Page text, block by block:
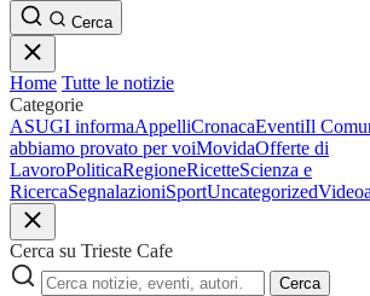
Cerca
Home Tutte le notizie
Categorie
ASUGI informaAppelliCronacaEventiIl
abbiamo provato per voiMovidaOfferte di
LavoroPoliticaRegioneRicetteScienza e
RicercaSegnalazioniSportUncategorizedVideo
Cerca su Trieste Cafe
Cerca